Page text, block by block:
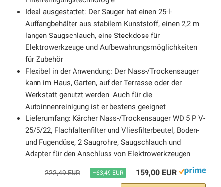
Ideal ausgestattet: Der Sauger hat einen 25-l-
Auffangbehälter aus stabilem Kunststoff, einen 2,2 m
langen Saugschlauch, eine Steckdose für
Elektrowerkzeuge und Aufbewahrungsmöglichkeiten
für Zubehör
Flexibel in der Anwendung: Der Nass-/Trockensauger
kann im Haus, Garten, auf der Terrasse oder der
Werkstatt genutzt werden. Auch für die
Autoinnenreinigung ist er bestens geeignet
Lieferumfang: Kärcher Nass-/Trockensauger WD 5 P V-
25/5/22, Flachfaltenfilter und Vliesfilterbeutel, Boden-
und Fugendüse, 2 Saugrohre, Saugschlauch und
Adapter für den Anschluss von Elektrowerkzeugen
222,49 EUR −63,49 EUR 159,00 EUR